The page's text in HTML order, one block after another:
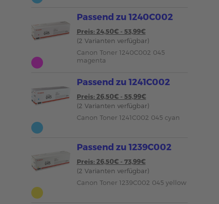
Passend zu 1240C002
Preis: 24,50€ - 53,99€
(2 Varianten verfügbar)
Canon Toner 1240C002 045
magenta
Passend zu 1241C002
Preis: 26,50€ - 55,99€
(2 Varianten verfügbar)
Canon Toner 1241C002 045 cyan
Passend zu 1239C002
Preis: 26,50€ - 73,99€
(2 Varianten verfügbar)
Canon Toner 1239C002 045 yellow